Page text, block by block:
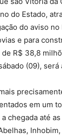
do Estado,
do aviso
e para
R$ 38,8
(09),
em um
chegada até